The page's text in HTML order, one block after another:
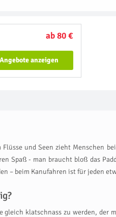
ab 80 €
Angebote anzeigen
und Seen zieht Menschen
Spaß - man braucht bloß das
– beim Kanufahren ist für jeden
klatschnass zu werden,